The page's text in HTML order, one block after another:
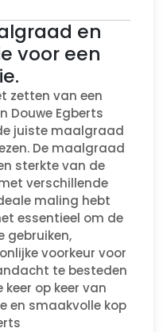
en
voor een
zetten van een
Douwe Egberts
juiste maalgraad
De maalgraad
sterkte van de
verschillende
maling hebt
essentieel om de
gebruiken,
voorkeur voor
te besteden
op keer van
en smaakvolle kop